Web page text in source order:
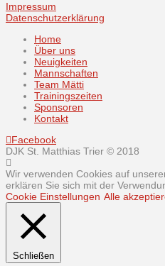
Impressum
Datenschutzerklärung
Home
Über uns
Neuigkeiten
Mannschaften
Team Mätti
Trainingszeiten
Sponsoren
Kontakt
Facebook
DJK St. Matthias Trier © 2018
Wir verwenden Cookies auf
erklären Sie sich mit der
Cookie Einstellungen Alle
Schließen